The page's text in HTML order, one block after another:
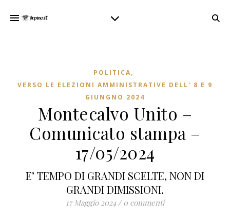
POLITICA,
VERSO LE ELEZIONI AMMINISTRATIVE DELL' 8 E 9
GIUNGNO 2024
Montecalvo Unito –
Comunicato stampa –
17/05/2024
E’ TEMPO DI GRANDI SCELTE, NON DI
GRANDI DIMISSIONI.
17 Maggio 2024 / 0 commenti